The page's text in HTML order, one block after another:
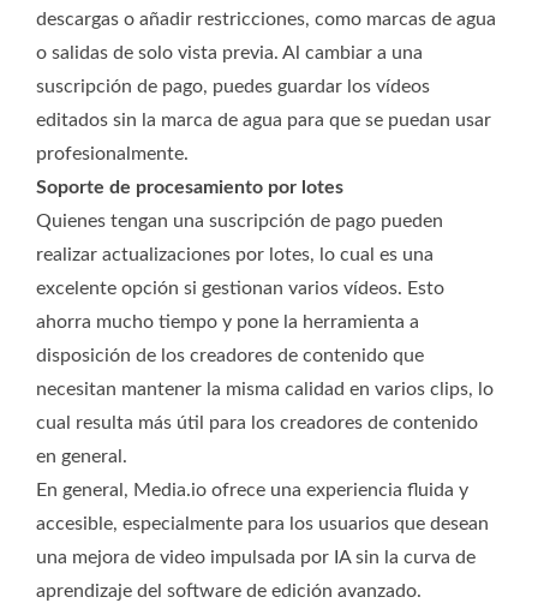
descargas o añadir restricciones, como marcas de agua
o salidas de solo vista previa. Al cambiar a una
suscripción de pago, puedes guardar los vídeos
editados sin la marca de agua para que se puedan usar
profesionalmente.
Soporte de procesamiento por lotes
Quienes tengan una suscripción de pago pueden
realizar actualizaciones por lotes, lo cual es una
excelente opción si gestionan varios vídeos. Esto
ahorra mucho tiempo y pone la herramienta a
disposición de los creadores de contenido que
necesitan mantener la misma calidad en varios clips, lo
cual resulta más útil para los creadores de contenido
en general.
En general, Media.io ofrece una experiencia fluida y
accesible, especialmente para los usuarios que desean
una mejora de video impulsada por IA sin la curva de
aprendizaje del software de edición avanzado.